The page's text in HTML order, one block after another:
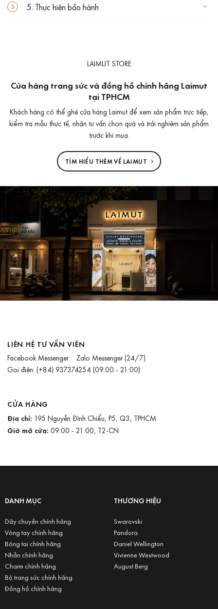
5. Thực hiện bảo hành
LAIMUT STORE
Cửa hàng trang sức và đồng hồ chính hãng Laimut
tại TPHCM
Khách hàng có thể ghé cửa hàng Laimut để xem sản phẩm trực tiếp,
kiểm tra mẫu thực tế, nhận tư vấn chọn quà và trải nghiệm sản phẩm
trước khi mua.
TÌM HIỂU THÊM VỀ LAIMUT
LIÊN HỆ TƯ VẤN VIÊN
Facebook Messenger Zalo Messenger(24/7)
Gọi điện: (+84) 937374254(09:00 - 21:00)
CỬA HÀNG
Địa chỉ: 195 Nguyễn Đình Chiểu, P5, Q3, TPHCM
Giờ mở cửa: 09:00 - 21:00, T2-CN
DANH MỤC
Dây chuyền chính hãng
Vòng tay chính hãng
Bông tai chính hãng
Nhẫn chính hãng
Charm chính hãng
Bộ trang sức chính hãng
Đồng hồ chính hãng
THƯƠNG HIỆU
Swarovski
Pandora
Daniel Wellington
Vivienne Westwood
August Berg